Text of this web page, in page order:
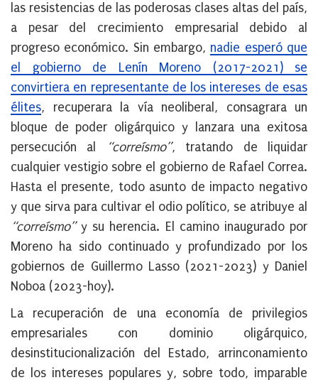
las resistencias de las poderosas clases altas del país,
a pesar del crecimiento empresarial debido al
progreso económico. Sin embargo, nadie esperó que
el gobierno de Lenín Moreno (2017-2021) se
convirtiera en representante de los intereses de esas
élites, recuperara la vía neoliberal, consagrara un
bloque de poder oligárquico y lanzara una exitosa
persecución al
“correísmo”, tratando de liquidar
cualquier vestigio sobre el gobierno de Rafael Correa.
Hasta el presente, todo asunto de impacto negativo
y que sirva para cultivar el odio político, se atribuye al
“correísmo”y su herencia. El camino inaugurado por
Moreno ha sido continuado y profundizado por los
gobiernos de Guillermo Lasso (2021-2023) y Daniel
Noboa (2023-hoy).
La recuperación de una economía de privilegios
empresariales con dominio oligárquico,
desinstitucionalización del Estado, arrinconamiento
de los intereses populares y, sobre todo, imparable